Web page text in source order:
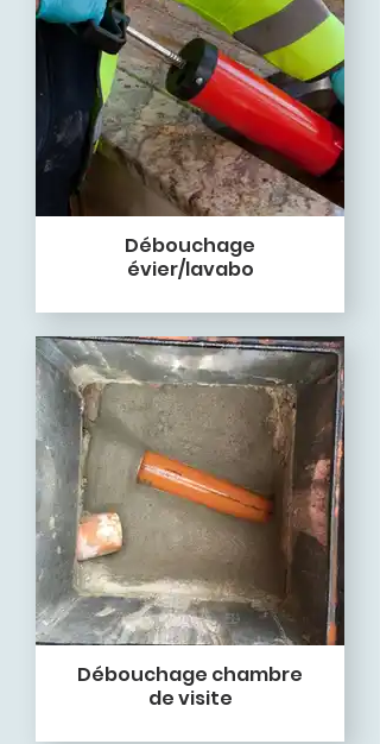
Débouchage
évier/lavabo
Débouchage chambre
de visite